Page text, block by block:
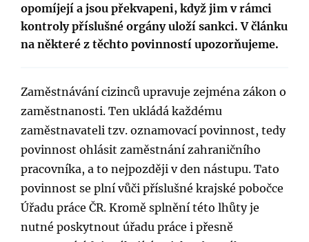
opomíjejí a jsou překvapeni, když jim v rámci
kontroly příslušné orgány uloží sankci. V článku
na některé z těchto povinností upozorňujeme.
Zaměstnávání cizinců upravuje zejména zákon o
zaměstnanosti. Ten ukládá každému
zaměstnavateli tzv. oznamovací povinnost, tedy
povinnost ohlásit zaměstnání zahraničního
pracovníka, a to nejpozději v den nástupu. Tato
povinnost se plní vůči příslušné krajské pobočce
Úřadu práce ČR. Kromě splnění této lhůty je
nutné poskytnout úřadu práce i přesně